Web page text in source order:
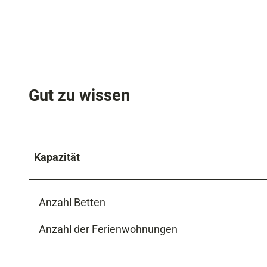
Gut zu wissen
Kapazität
Anzahl Betten
Anzahl der Ferienwohnungen